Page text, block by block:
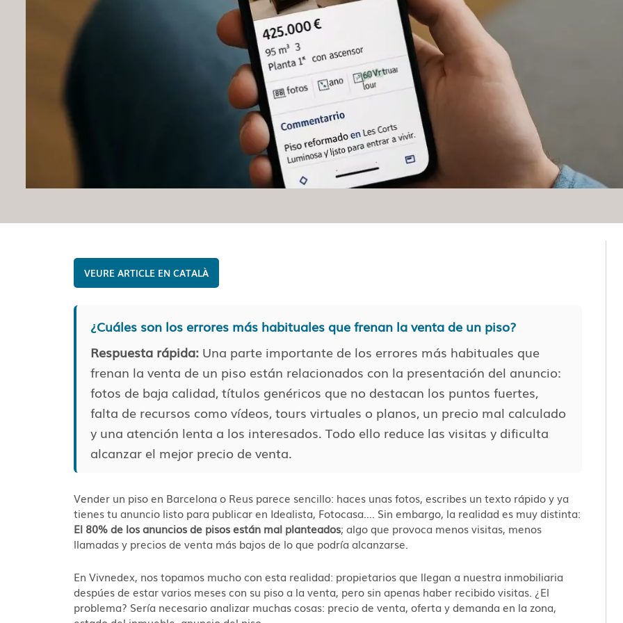
CATALÀ
¿Cuáles son los errores más habituales que frenan la venta de un piso?
Respuesta rápida: Una parte importante de los errores más habituales que
frenan la venta de un piso están relacionados con la presentación del anuncio:
fotos de baja calidad, títulos genéricos que no destacan los puntos fuertes,
falta de recursos como vídeos, tours virtuales o planos, un precio mal calculado
y una atención lenta a los interesados. Todo ello reduce las visitas y dificulta
alcanzar el mejor precio de venta.
Vender un piso en Barcelona o Reus parece sencillo: haces unas fotos, escribes un texto rápido y ya
tienes tu anuncio listo para publicar en Idealista, Fotocasa…. Sin embargo, la realidad es muy distinta:
El 80% de los anuncios de pisos están mal planteados; algo que provoca menos visitas, menos
llamadas y precios de venta más bajos de lo que podría alcanzarse.
En Vivnedex, nos topamos mucho con esta realidad: propietarios que llegan a nuestra inmobiliaria
despúes de estar varios meses con su piso a la venta, pero sin apenas haber recibido visitas. ¿El
problema? Sería necesario analizar muchas cosas: precio de venta, oferta y demanda en la zona,